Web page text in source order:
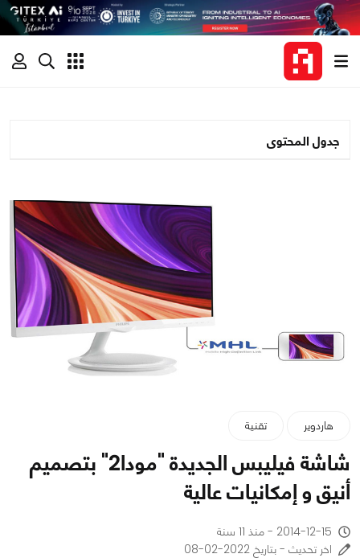
جدول المحتوى
هاردوير تقنية
شاشة فيليبس الجديدة "مودا2" بتصميم
أنيق و إمكانيات عالية
2014-12-15 - منذ 11 سنة
اخر تحديث - بتاريخ 2022-02-08